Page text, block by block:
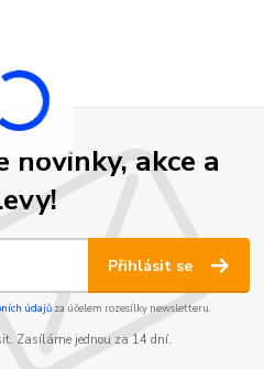
novinky, akce a
Přihlásit se
údajůza účelem rozesílky newsletteru.
Zasíláme jednou za 14 dní.